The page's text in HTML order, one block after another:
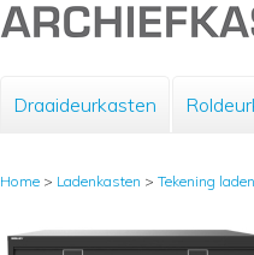
Draaideurkasten
Home > Ladenkasten > Tekening